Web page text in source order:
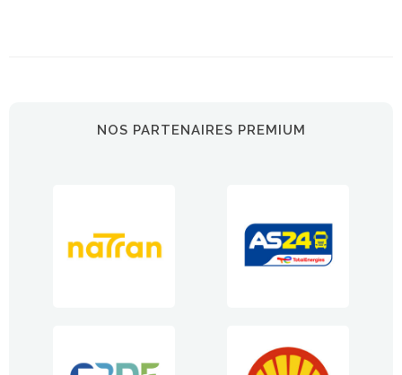
NOS PARTENAIRES PREMIUM